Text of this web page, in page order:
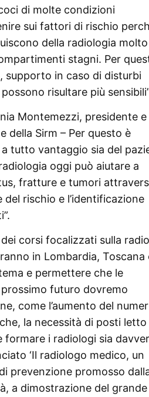
di molte condizioni
sui fattori di rischio
della radiologia
stagni. Per
supporto in caso di disturbi
risultare più
Montemezzi, presidente e
della Sirm – Per questo è
tutto vantaggio sia del
oggi può aiutare a
fratture e tumori
del rischio e l’identificazione
corsi focalizzati sulla
in Lombardia, Toscana
e permettere che le
futuro dovremo
come l’aumento del
la necessità di posti letto
formare i radiologi sia
‘Il radiologo medico, un
prevenzione promosso
a dimostrazione del grande